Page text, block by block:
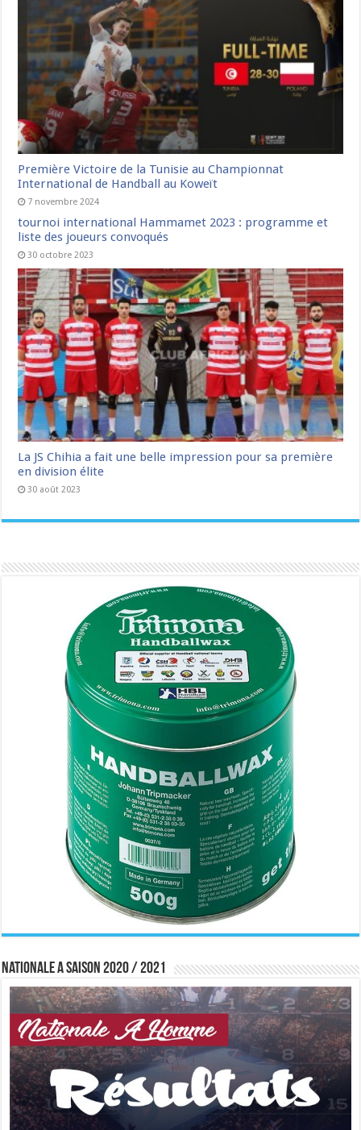
Première Victoire de la Tunisie au Championnat
International de Handball au Koweït
7 novembre 2024
tournoi international Hammamet 2023 : programme et
liste des joueurs convoqués
30 octobre 2023
La JS Chihia a fait une belle impression pour sa première
en division élite
30 août 2023
Nationale A saison 2020 / 2021